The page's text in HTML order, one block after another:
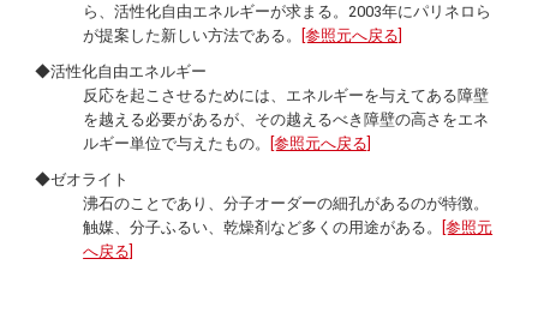
ら、活性化自由エネルギーが求まる。2003年にパリネロら
が提案した新しい方法である。
[参照元へ戻る]
◆活性化自由エネルギー
反応を起こさせるためには、エネルギーを与えてある障壁
を越える必要があるが、その越えるべき障壁の高さをエネ
ルギー単位で与えたもの。
[参照元へ戻る]
◆ゼオライト
沸石のことであり、分子オーダーの細孔があるのが特徴。
触媒、分子ふるい、乾燥剤など多くの用途がある。
[参照元
へ戻る]